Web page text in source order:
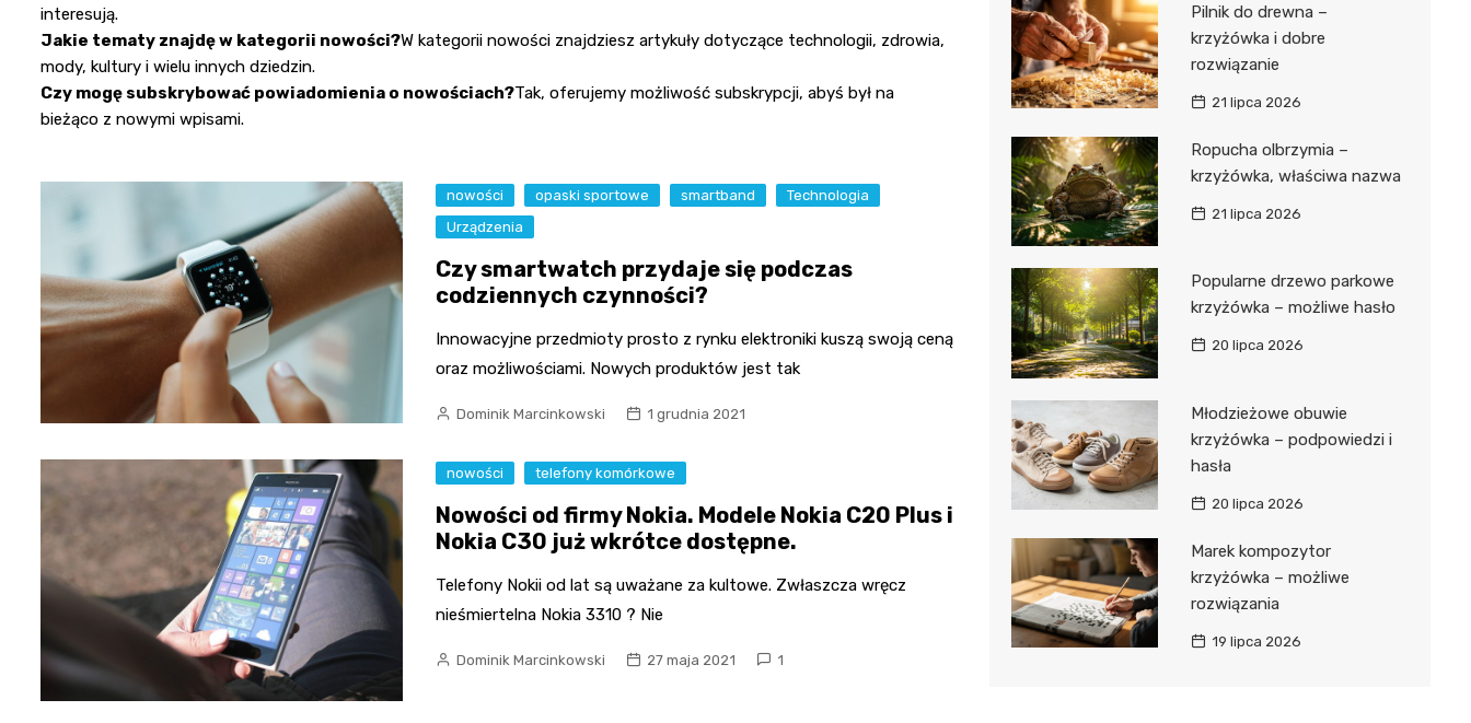
interesują.
Jakie tematy znajdę w kategorii nowości?W kategorii nowości znajdziesz artykuły dotyczące technologii, zdrowia,
mody, kultury i wielu innych dziedzin.
Czy mogę subskrybować powiadomienia o nowościach?Tak, oferujemy możliwość subskrypcji, abyś był na
bieżąco z nowymi wpisami.
nowości opaski sportowe smartband
Technologia
Urządzenia
Czy smartwatch przydaje się podczas
codziennych czynności?
Innowacyjne przedmioty prosto z rynku elektroniki kuszą swoją ceną
oraz możliwościami. Nowych produktów jest tak
Dominik Marcinkowski 1 grudnia 2021
nowości telefony komórkowe
Nowości od firmy Nokia. Modele Nokia C20 Plus i
Nokia C30 już wkrótce dostępne.
Telefony Nokii od lat są uważane za kultowe. Zwłaszcza wręcz
nieśmiertelna Nokia 3310 ? Nie
Dominik Marcinkowski 27 maja 2021 1
Pilnik do drewna –
krzyżówka i dobre
rozwiązanie
21 lipca 2026
Ropucha olbrzymia –
krzyżówka, właściwa nazwa
21 lipca 2026
Popularne drzewo parkowe
krzyżówka – możliwe hasło
20 lipca 2026
Młodzieżowe obuwie
krzyżówka – podpowiedzi i
hasła
20 lipca 2026
Marek kompozytor
krzyżówka – możliwe
rozwiązania
19 lipca 2026